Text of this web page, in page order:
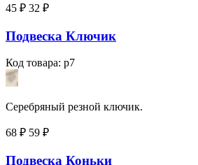
45 ₽ 32 ₽
Подвеска Ключик
Код товара: p7
Серебряный резной ключик.
68 ₽ 59 ₽
Подвеска Коньки